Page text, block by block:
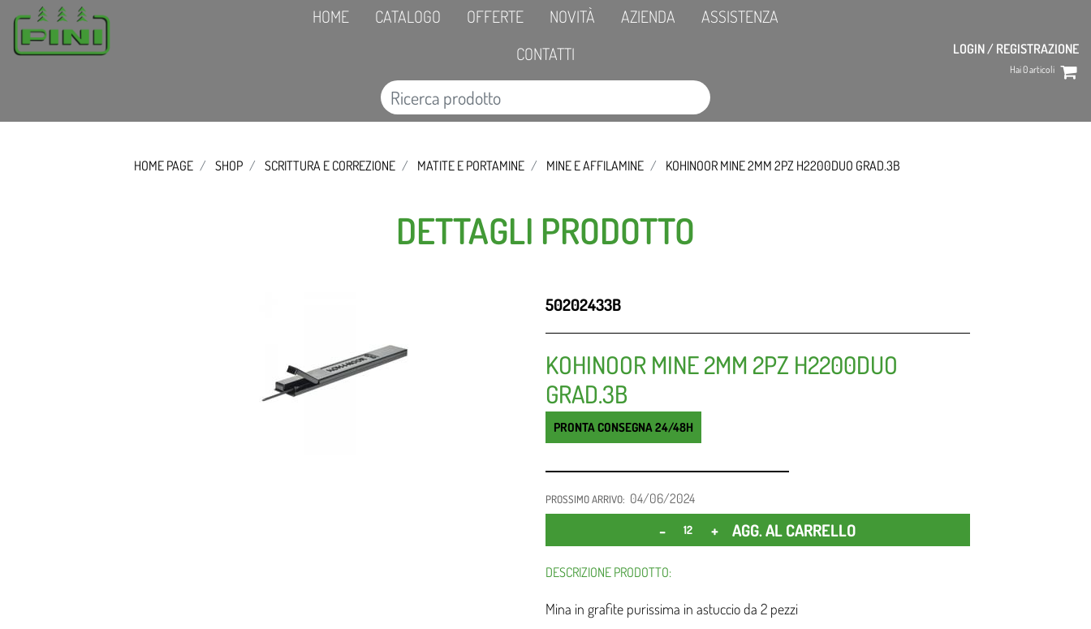
HOME CATALOGO OFFERTE NOVITÀ AZIENDA
ASSISTENZA
CONTATTI
LOGIN / REGISTRAZIONE
Hai0articoli
HOME PAGE SHOP SCRITTURA E CORREZIONE MATITE E PORTAMINE MINE E AFFILAMINE KOHINOOR MINE 2MM 2PZ H2200DUO GRAD.3B
DETTAGLI PRODOTTO
50202433B
KOHINOOR MINE 2MM 2PZ H2200DUO
GRAD.3B
PRONTA CONSEGNA 24/48H
PROSSIMO ARRIVO: 04/06/2024
Quantità
AGG. AL CARRELLO
DESCRIZIONE PRODOTTO:
Mina in grafite purissima in astuccio da 2 pezzi